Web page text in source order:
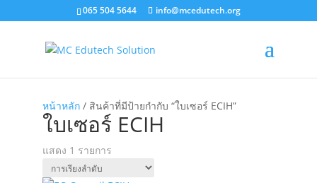
065 504 5644 info@mcedutech.org
หน้าหลัก/ สินค้าที่มีป้ายกำกับ “ใบเซอร์ ECIH”
ใบเซอร์ ECIH
แสดง 1 รายการ